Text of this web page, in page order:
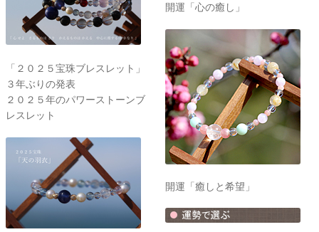
「２０２５宝珠ブレスレット」
３年ぶりの発表
２０２５年のパワーストーンブ
レスレット
開運「心の癒し」
開運「癒しと希望」